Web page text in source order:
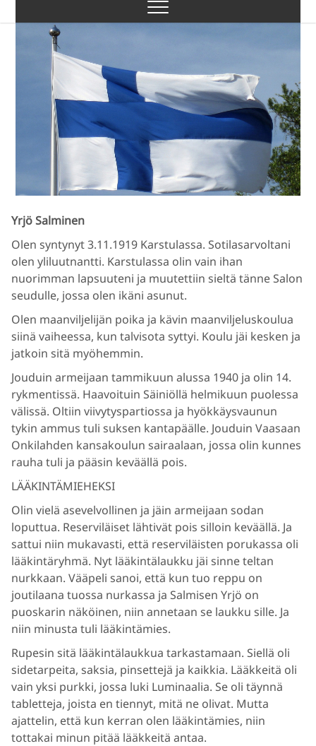
to
Yrjö Salminen
Olen syntynyt 3.11.1919 Karstulassa. Sotilasarvoltani
olen yliluutnantti. Karstulassa olin vain ihan
nuorimman lapsuuteni ja muutettiin sieltä tänne Salon
seudulle, jossa olen ikäni asunut.
Olen maanviljelijän poika ja kävin maanviljeluskoulua
siinä vaiheessa, kun talvisota syttyi. Koulu jäi kesken ja
jatkoin sitä myöhemmin.
Jouduin armeijaan tammikuun alussa 1940 ja olin 14.
rykmentissä. Haavoituin Säiniöllä helmikuun puolessa
välissä. Oltiin viivytyspartiossa ja hyökkäysvaunun
tykin ammus tuli suksen kantapäälle. Jouduin Vaasaan
Onkilahden kansakoulun sairaalaan, jossa olin kunnes
rauha tuli ja pääsin keväällä pois.
LÄÄKINTÄMIEHEKSI
Olin vielä asevelvollinen ja jäin armeijaan sodan
loputtua. Reserviläiset lähtivät pois silloin keväällä. Ja
sattui niin mukavasti, että reserviläisten porukassa oli
lääkintäryhmä. Nyt lääkintälaukku jäi sinne teltan
nurkkaan. Vääpeli sanoi, että kun tuo reppu on
joutilaana tuossa nurkassa ja Salmisen Yrjö on
puoskarin näköinen, niin annetaan se laukku sille. Ja
niin minusta tuli lääkintämies.
Rupesin sitä lääkintälaukkua tarkastamaan. Siellä oli
sidetarpeita, saksia, pinsettejä ja kaikkia. Lääkkeitä oli
vain yksi purkki, jossa luki Luminaalia. Se oli täynnä
tabletteja, joista en tiennyt, mitä ne olivat. Mutta
ajattelin, että kun kerran olen lääkintämies, niin
tottakai minun pitää lääkkeitä antaa.